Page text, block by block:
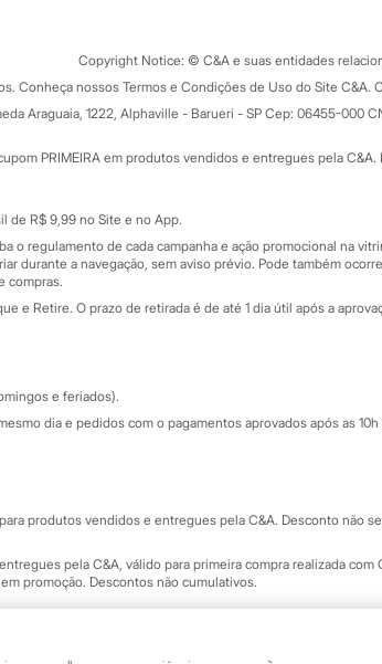
Formas de
Todas as
Minha C&A
Cupons de
Copyright Notice: © C&A e suas entidades
Conheça nossos Termos e Condições de Uso do Site C&A.
Araguaia, 1222, Alphaville - Barueri - SP Cep: 06455-000
PRIMEIRA em produtos vendidos e entregues pela
de R$ 9,99 no Site e no App.
o regulamento de cada campanha e ação promocional na
durante a navegação, sem aviso prévio. Pode também
compras.
e Retire. O prazo de retirada é de até 1 dia útil após a
e feriados).
dia e pedidos com o pagamentos aprovados após as
produtos vendidos e entregues pela C&A. Desconto não
pela C&A, válido para primeira compra realizada
promoção. Descontos não cumulativos.